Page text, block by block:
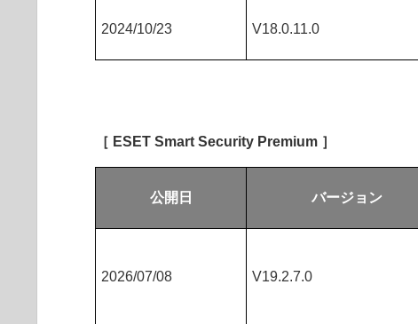
2024/10/23
V18.0.11.0
［ ESET Smart Security Premium ］
公開日 バージョン
2026/07/08 V19.2.7.0